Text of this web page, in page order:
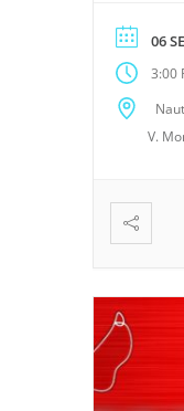
ottime
molto
06
3:00
V.